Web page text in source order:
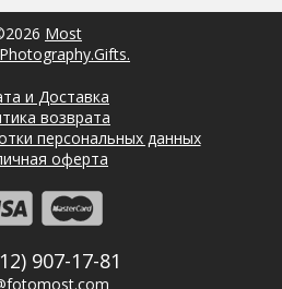
Most
и Доставка
возврата
персональных данных
оферта
907-17-81